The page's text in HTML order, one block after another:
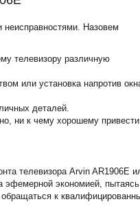
Назовем
телевизору различную
или установка напротив
деталей.
ни к чему хорошему
телевизора Arvin AR1906E
эфемерной экономией, пытаясь
обращаться к